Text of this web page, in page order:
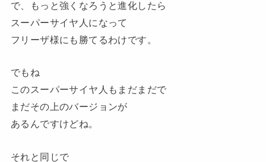
で、もっと強くなろうと進化したら
スーパーサイヤ人になって
フリーザ様にも勝てるわけです。
でもね
このスーパーサイヤ人もまだまだで
まだその上のバージョンが
あるんですけどね。
それと同じで